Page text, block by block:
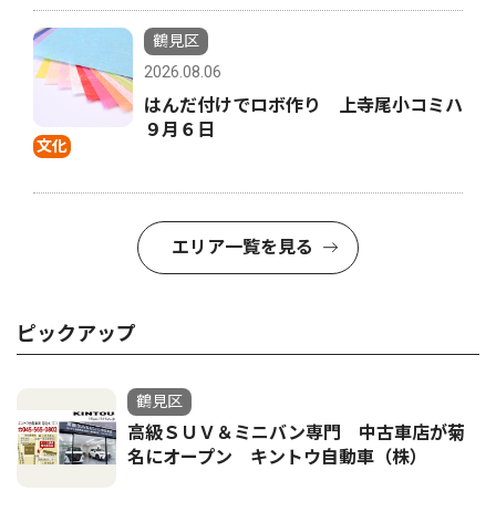
文化
鶴見区
2026.08.06
はんだ付けでロボ作り 上寺尾小コミハ
９月６日
エリア一覧を見る
ピックアップ
鶴見区
高級ＳＵＶ＆ミニバン専門 中古車店が菊
名にオープン キントウ自動車（株）